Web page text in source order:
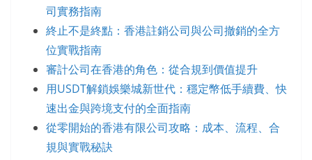
司實務指南
終止不是終點：香港註銷公司與公司撤銷的全方
位實戰指南
審計公司在香港的角色：從合規到價值提升
用USDT解鎖娛樂城新世代：穩定幣低手續費、快
速出金與跨境支付的全面指南
從零開始的香港有限公司攻略：成本、流程、合
規與實戰秘訣